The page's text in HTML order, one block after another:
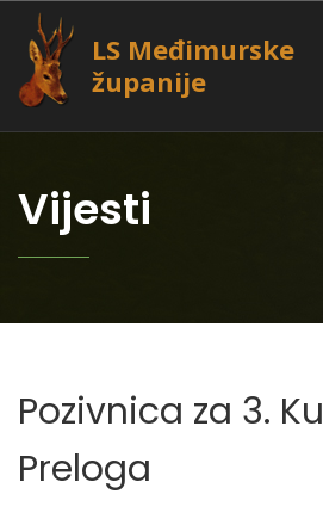
LS Međimurske
županije
Vijesti
Pozivnica za 3.
Preloga